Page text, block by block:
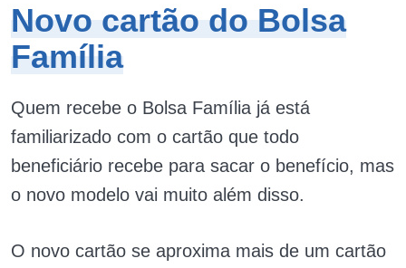
Novo cartão do Bolsa
Família
Quem recebe o Bolsa Família já está
familiarizado com o cartão que todo
beneficiário recebe para sacar o benefício, mas
o novo modelo vai muito além disso.
O novo cartão se aproxima mais de um cartão